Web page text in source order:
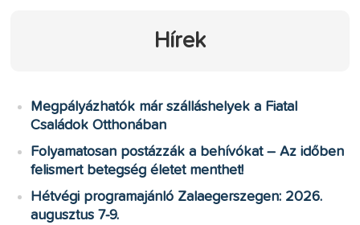
Hírek
Megpályázhatók már szálláshelyek a Fiatal
Családok Otthonában
Folyamatosan postázzák a behívókat – Az időben
felismert betegség életet menthet!
Hétvégi programajánló Zalaegerszegen: 2026.
augusztus 7-9.